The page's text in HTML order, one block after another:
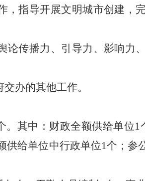
，指导开展文明城市创建，
论传播力、引导力、影响力
办的其他工作。
。其中：财政全额供给单位1
供给单位中行政单位1个；参